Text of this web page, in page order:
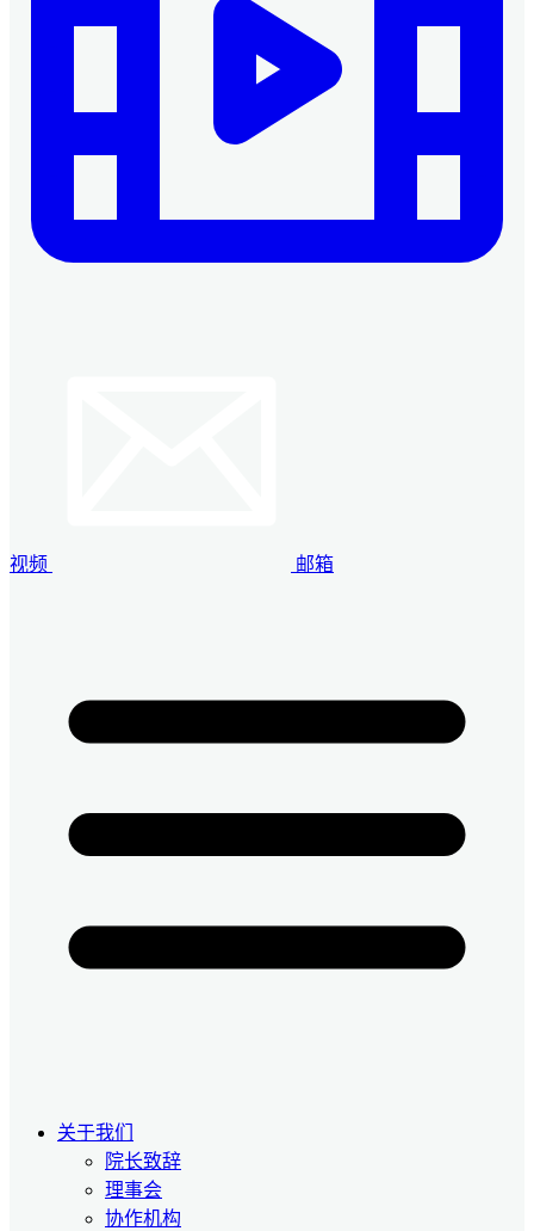
视频 邮箱
关于我们
院长致辞
理事会
协作机构